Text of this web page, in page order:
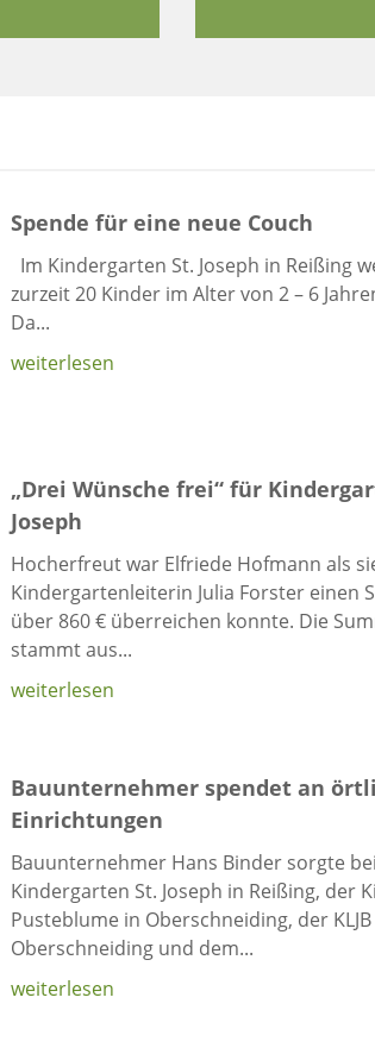
Spende für eine neue Couch
Im Kindergarten St. Joseph in Reißing
zurzeit 20 Kinder im Alter von 2 – 6
Da...
weiterlesen
„Drei Wünsche frei“ für
Joseph
Hocherfreut war Elfriede Hofmann als
Kindergartenleiterin Julia Forster einen
über 860 € überreichen konnte. Die
stammt aus...
weiterlesen
Bauunternehmer spendet an
Einrichtungen
Bauunternehmer Hans Binder sorgte
Kindergarten St. Joseph in Reißing, der
Pusteblume in Oberschneiding, der KLJB
Oberschneiding und dem...
weiterlesen